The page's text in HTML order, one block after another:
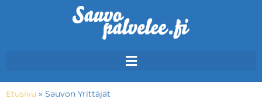
Etusivu » Sauvon Yrittäjät